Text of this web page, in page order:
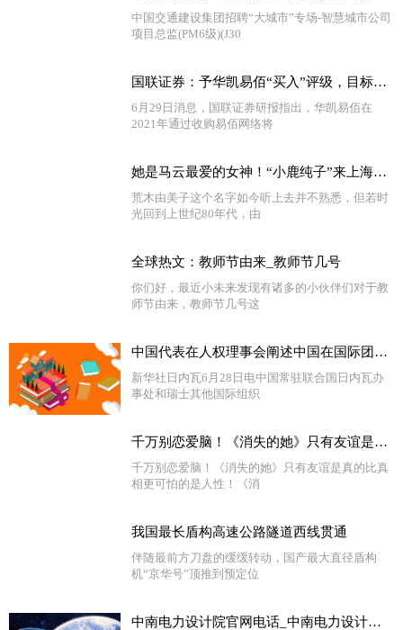
中国交通建设集团招聘“大城市”专场-智慧城市公司
项目总监(PM6级)(J30
国联证券：予华凯易佰“买入”评级，目标价32.24元
6月29日消息，国联证券研报指出，华凯易佰在
2021年通过收购易佰网络将
她是马云最爱的女神！“小鹿纯子”来上海啦！我的童年DNA动了！ 世界观察
荒木由美子这个名字如今听上去并不熟悉，但若时
光回到上世纪80年代，由
全球热文：教师节由来_教师节几号
你们好，最近小未来发现有诸多的小伙伴们对于教
师节由来，教师节几号这
中国代表在人权理事会阐述中国在国际团结问题上立场|环球今日报
新华社日内瓦6月28日电中国常驻联合国日内瓦办
事处和瑞士其他国际组织
千万别恋爱脑！《消失的她》只有友谊是真的 比真相更可怕的是人性！
千万别恋爱脑！《消失的她》只有友谊是真的比真
相更可怕的是人性！《消
我国最长盾构高速公路隧道西线贯通
伴随最前方刀盘的缓缓转动，国产最大直径盾构
机“京华号”顶推到预定位
中南电力设计院官网电话_中南电力设计院官网 环球热议